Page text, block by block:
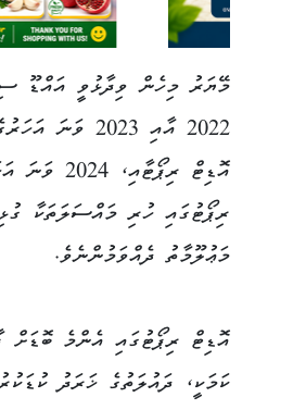
މޭޔަރު މިހެން ވިދާޅުވީ އައްޑޫ
2022 އާއި
އޮޑިޓް
ރިޕޯޓުގައި ހުރި މައްސަލަތަކާ
މަޢުލޫމާތު ދެއްވަމުންނެވެ.
އޮޑިޓް ރިޕޯޓުގައި އެންމެ ބޮޑަށް
ކަމަކީ، ދައުލަތުގެ ޚަރަދު